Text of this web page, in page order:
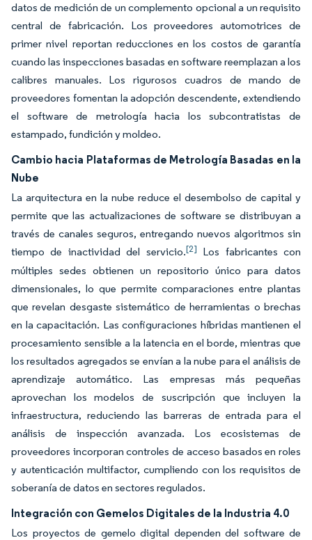
datos de medición de un complemento opcional a un requisito
central de fabricación. Los proveedores automotrices de
primer nivel reportan reducciones en los costos de garantía
cuando las inspecciones basadas en software reemplazan a los
calibres manuales. Los rigurosos cuadros de mando de
proveedores fomentan la adopción descendente, extendiendo
el software de metrología hacia los subcontratistas de
estampado, fundición y moldeo.
Cambio hacia Plataformas de Metrología Basadas en la
Nube
La arquitectura en la nube reduce el desembolso de capital y
permite que las actualizaciones de software se distribuyan a
través de canales seguros, entregando nuevos algoritmos sin
tiempo de inactividad del servicio.[2] Los fabricantes con
múltiples sedes obtienen un repositorio único para datos
dimensionales, lo que permite comparaciones entre plantas
que revelan desgaste sistemático de herramientas o brechas
en la capacitación. Las configuraciones híbridas mantienen el
procesamiento sensible a la latencia en el borde, mientras que
los resultados agregados se envían a la nube para el análisis de
aprendizaje automático. Las empresas más pequeñas
aprovechan los modelos de suscripción que incluyen la
infraestructura, reduciendo las barreras de entrada para el
análisis de inspección avanzada. Los ecosistemas de
proveedores incorporan controles de acceso basados en roles
y autenticación multifactor, cumpliendo con los requisitos de
soberanía de datos en sectores regulados.
Integración con Gemelos Digitales de la Industria 4.0
Los proyectos de gemelo digital dependen del software de